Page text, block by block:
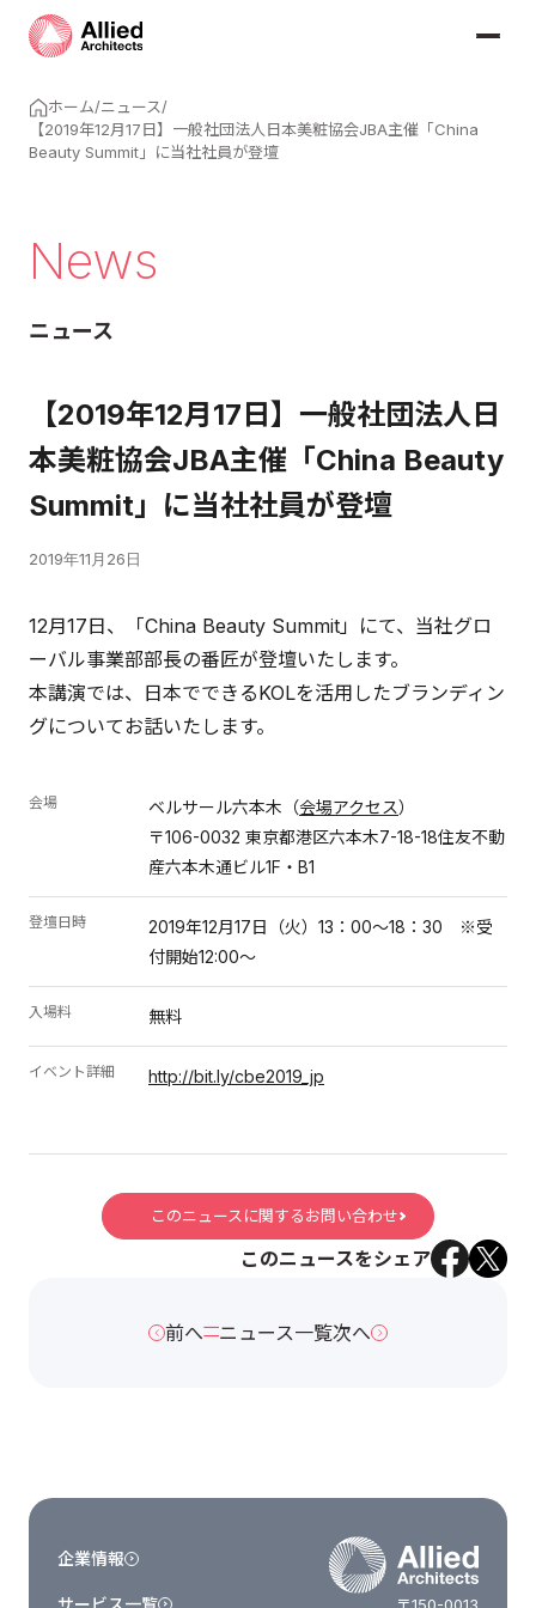
ホーム/ニュース/
【2019年12月17日】一般社団法人日本美粧協会JBA主催「China
Beauty Summit」に当社社員が登壇
News
ニュース
【2019年12月17日】一般社団法人日
本美粧協会JBA主催「China Beauty
Summit」に当社社員が登壇
2019年11月26日
12月17日、「China Beauty Summit」にて、当社グロ
ーバル事業部部長の番匠が登壇いたします。
本講演では、日本でできるKOLを活用したブランディン
グについてお話いたします。
会場 ベルサール六本木（会場アクセス）
〒106-0032 東京都港区六本木7-18-18住友不動
産六本木通ビル1F・B1
登壇日時
2019年12月17日（火）13：00〜18：30 ※受
付開始12:00～
入場料 無料
イベント詳細 http://bit.ly/cbe2019_jp
このニュースに関するお問い合わせ
このニュースをシェア
前へ ニュース一覧次へ
〒150-0013
企業情報
サービス一覧